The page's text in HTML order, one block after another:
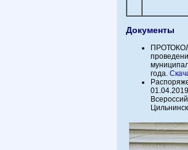
Документы
ПРОТОКОЛ
года.